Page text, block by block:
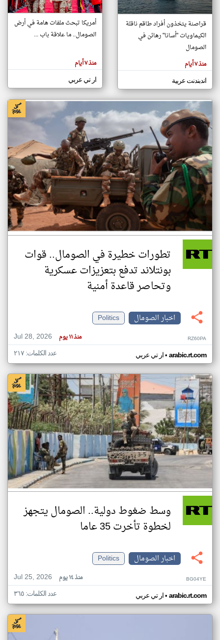
تغيير الدولة
اخبار الصومال على مدار الساعة
أهم اخبار الصومال العاجلة والمباشرة
المقالات
هنا عن
وجهة
كاتبيها.
قراصنة يتخذون أفراد طاقم ناقلة
الكيماويات "أسانا" رهائن في
الصومال
منذ ٧ أيام
اندبندنت عربية
أمريكا تبحث ملفات هامة في أرض
الصومال.. ما علاقة باب ...
منذ ٧ أيام
ار تي عربي
تطورات خطيرة في الصومال.. قوات
بونتلاند تدفع بتعزيزات عسكرية
وتحاصر قاعدة أمنية
اخبار الصومال
Politics
Jul 28, 2026
منذ ١١ يوم RZ60PA
ار تي عربي• arabic.rt.com عدد الكلمات: ٢١٧
وسط ضغوط دولية.. الصومال يتجهز
لخطوة تأخرت 35 عاما
اخبار الصومال
Politics
Jul 25, 2026
منذ ١٤ يوم BG04YE
ار تي عربي• arabic.rt.com عدد الكلمات: ٣٦٥
klyoum.com